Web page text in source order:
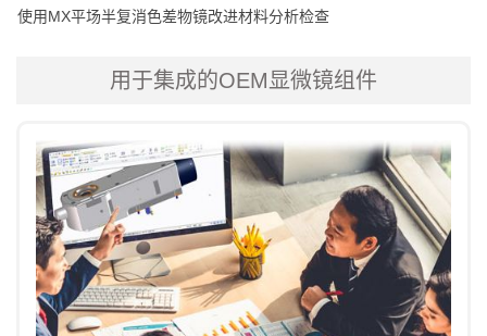
使用MX平场半复消色差物镜改进材料分析检查
用于集成的OEM显微镜组件